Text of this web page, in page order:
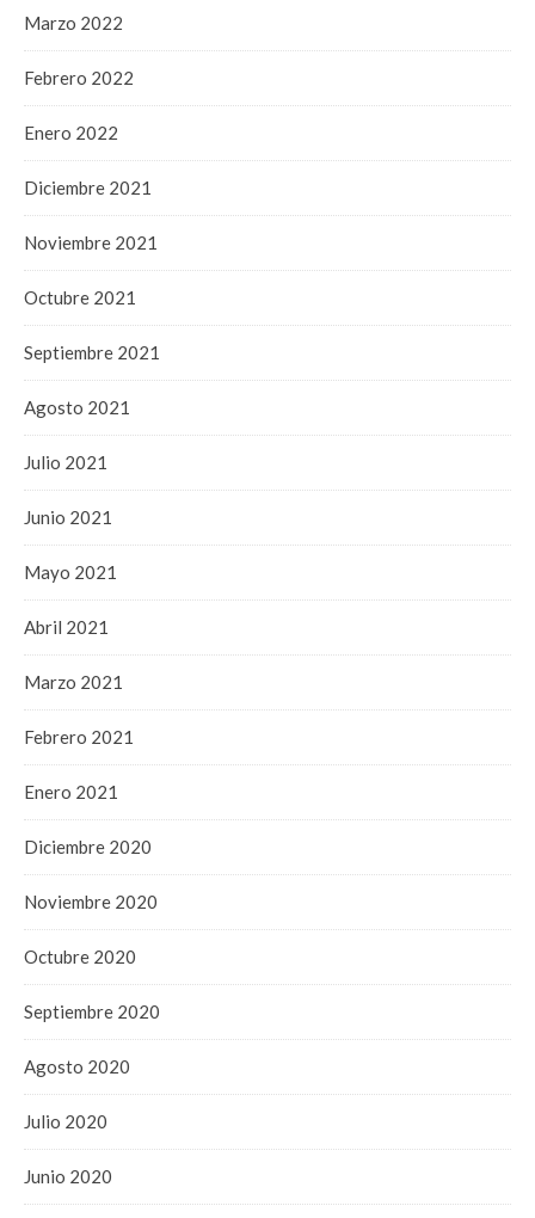
Marzo 2022
Febrero 2022
Enero 2022
Diciembre 2021
Noviembre 2021
Octubre 2021
Septiembre 2021
Agosto 2021
Julio 2021
Junio 2021
Mayo 2021
Abril 2021
Marzo 2021
Febrero 2021
Enero 2021
Diciembre 2020
Noviembre 2020
Octubre 2020
Septiembre 2020
Agosto 2020
Julio 2020
Junio 2020